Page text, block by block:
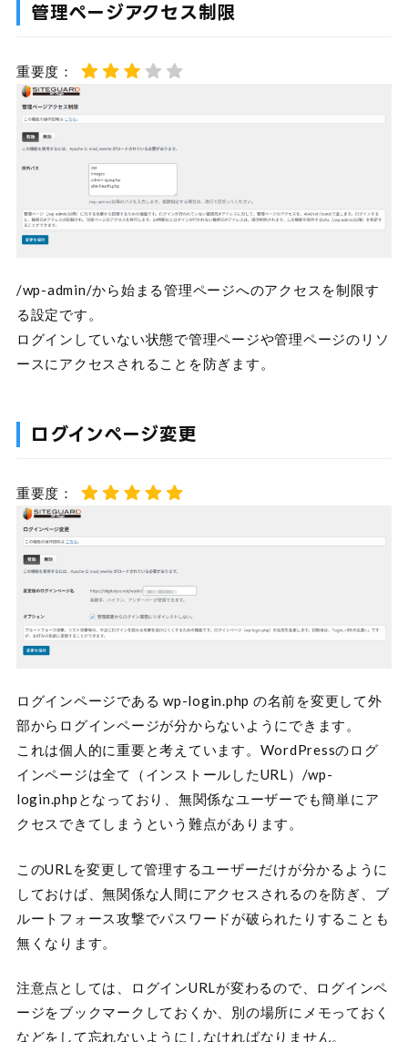
管理ページアクセス制限
重要度：
/wp-admin/から始まる管理ページへのアクセスを制限す
る設定です。
ログインしていない状態で管理ページや管理ページのリソ
ースにアクセスされることを防ぎます。
ログインページ変更
重要度：
ログインページである wp-login.php の名前を変更して外
部からログインページが分からないようにできます。
これは個人的に重要と考えています。WordPressのログ
インページは全て（インストールしたURL）/wp-
login.phpとなっており、無関係なユーザーでも簡単にア
クセスできてしまうという難点があります。
このURLを変更して管理するユーザーだけが分かるように
しておけば、無関係な人間にアクセスされるのを防ぎ、ブ
ルートフォース攻撃でパスワードが破られたりすることも
無くなります。
注意点としては、ログインURLが変わるので、ログインペ
ージをブックマークしておくか、別の場所にメモっておく
などをして忘れないようにしなければなりません。